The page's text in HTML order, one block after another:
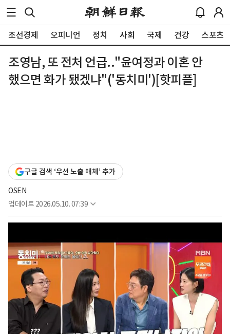
조선경제 오피니언 정치 사회 국제 건강 스포츠
조영남, 또 전처 언급.."윤여정과 이혼 안
했으면 화가 됐겠냐"('동치미')[핫피플]
구글 검색 ‘우선 노출 매체’ 추가
OSEN
업데이트 2026.05.10. 07:39